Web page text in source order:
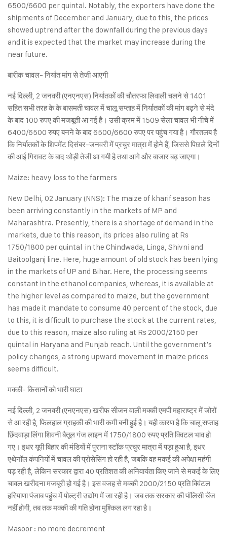
6500/6600 per quintal. Notably, the exporters have done the
shipments of December and January, due to this, the prices
showed uptrend after the downfall during the previous days
and it is expected that the market may increase during the
near future.
बारीक चावल- निर्यात मांग से तेजी आएगी
नई दिल्ली, 2 जनवरी (एनएनएस) निर्यातकों की चौतरफा लिवाली चलने से 1401
सहित सभी तरह के के बासमती चावल में चालू सप्ताह में निर्यातकों की मांग बढ़ने से मंदे
के बाद 100 रुपए की मजबूती आ गई है। उसी क्रम में 1509 सेला चावल भी नीचे में
6400/6500 रुपए बनने के बाद 6500/6600 रुपए पर पहुंच गया है। गौरतलब है
कि निर्यातकों के शिपमेंट दिसंबर-जनवरी में प्रचुर मात्रा में होने हैं, जिससे पिछले दिनों
की आई गिरावट के बाद थोड़ी तेजी आ गयी है तथा आगे और बाजार बढ़ जाएगा।
Maize: heavy loss to the farmers
New Delhi, 02 January (NNS): The maize of kharif season has
been arriving constantly in the markets of MP and
Maharashtra. Presently, there is a shortage of demand in the
markets, due to this reason, its prices also ruling at Rs
1750/1800 per quintal in the Chindwada, Linga, Shivni and
Baitoolganj line. Here, huge amount of old stock has been lying
in the markets of UP and Bihar. Here, the processing seems
constant in the ethanol companies, whereas, it is available at
the higher level as compared to maize, but the government
has made it mandate to consume 40 percent of the stock, due
to this, it is difficult to purchase the stock at the current rates,
due to this reason, maize also ruling at Rs 2000/2150 per
quintal in Haryana and Punjab reach. Until the government’s
policy changes, a strong upward movement in maize prices
seems difficult.
मक्की- किसानों को भारी घाटा
नई दिल्ली, 2 जनवरी (एनएनएस) खरीफ सीजन वाली मक्की एमपी महाराष्ट्र में जोरों
से आ रही है, फिलहाल ग्राहकी की भारी कमी बनी हुई है। यही कारण है कि चालू सप्ताह
छिंदवाड़ा लिंगा शिवनी बैतूल गंज लाइन में 1750/1800 रुपए प्रति क्विटल भाव हो
गए। इधर यूपी बिहार की मंडियों में पुराना स्टॉक प्रचुर मात्रा में पड़ा हुआ है, इधर
एथेनॉल कंपनियों में चावल की प्रोसेसिंग हो रही है, जबकि वह मकई की अपेक्षा महंगी
पड़ रही है, लेकिन सरकार द्वारा 40 प्रतिशत की अनिवार्यता किए जाने से मकई के लिए
चावल खरीदना मजबूरी हो गई है। इस वजह से मक्की 2000/2150 प्रति क्विंटल
हरियाणा पंजाब पहुंच में पोल्ट्री उद्योग में जा रही है। जब तक सरकार की पॉलिसी चेंज
नहीं होगी, तब तक मक्की की गति होना मुश्किल लग रहा है।
Masoor : no more decrement